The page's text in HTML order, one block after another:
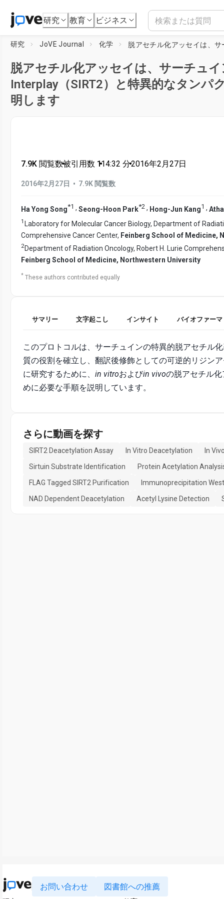
研究 教育 ビジネス
研究 JoVE Journal 化学
脱アセチル化アッセイは、サーチュ
Interplay（SIRT2）と特異的なタンパ
明します
7.9K 閲覧数•被引用数 1•14:32 分•2016年2月27日
2016年2月27日 • 7.9K 閲覧数
Ha Yong Song*1 , Seong-Hoon Park*2 , Hong-Jun Kang1 ,
1 Laboratory for Molecular Cancer Biology, Department of
Comprehensive Cancer Center, Feinberg School of Medicine,
2Department of Radiation Oncology, Robert H. Lurie
Feinberg School of Medicine, Northwestern University
* These authors contributed equally
サマリー 文字起こし インサイト バイオファー
このプロトコルは、サーチュインの特異的脱アセチル
質の役割を確立し、翻訳後修飾としての可逆的リジン
に研究するために、 in vitroおよびin vivoの脱アセチル
めに必要な手順を説明しています。
さらに動画を探す
SIRT2 Deacetylation Assay In Vitro Deacetylation
In
Sirtuin Substrate Identification
Protein Acetylation
FLAG Tagged SIRT2 Purification
Immunoprecipitation
NAD Dependent Deacetylation
Acetyl Lysine Detection
お問い合わせ 図書館への推薦